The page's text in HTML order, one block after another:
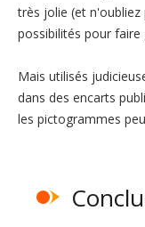
très jolie (et n'oubliez
possibilités pour
Mais utilisés
dans des encarts
les pictogrammes